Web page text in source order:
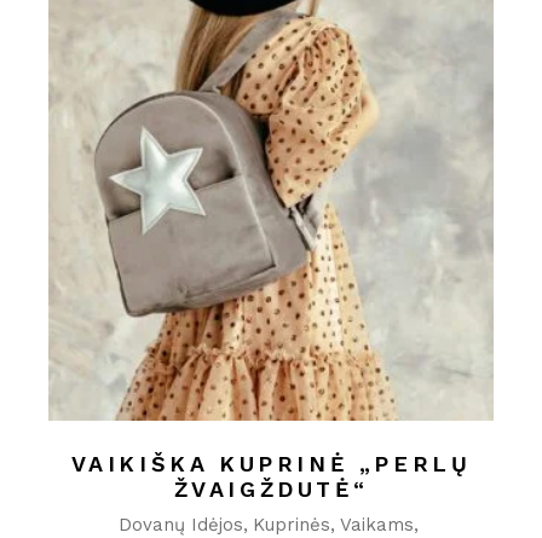
VAIKIŠKA KUPRINĖ „PERLŲ
ŽVAIGŽDUTĖ“
Dovanų Idėjos Kuprinės Vaikams